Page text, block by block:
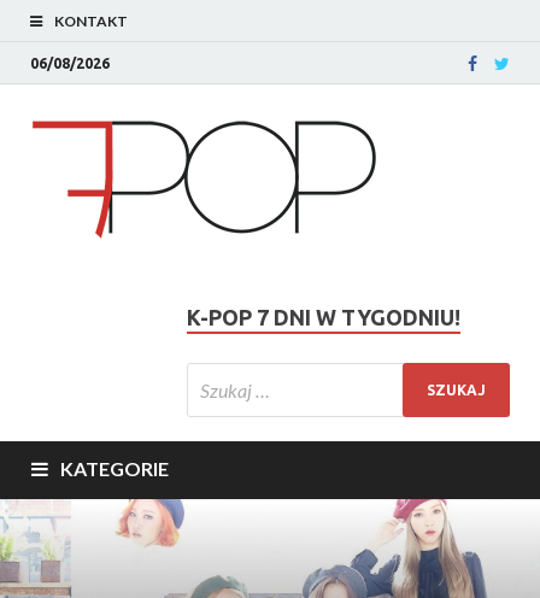
KONTAKT
06/08/2026
K-POP 7 DNI W TYGODNIU!
KATEGORIE